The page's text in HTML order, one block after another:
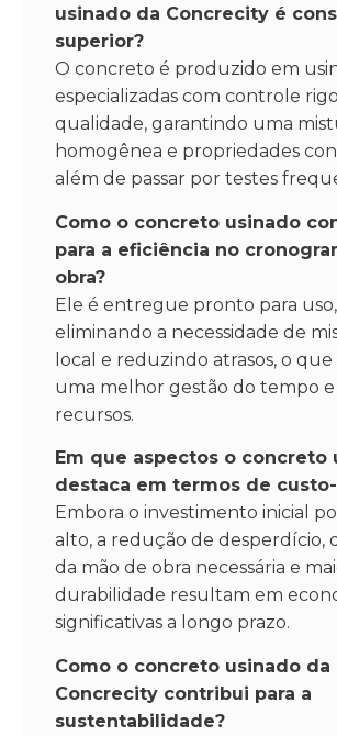
usinado da Concrecity é
superior?
O concreto é produzido em
especializadas com controle
qualidade, garantindo uma
homogênea e propriedades
além de passar por testes
Como o concreto usinado
para a eficiência no
obra?
Ele é entregue pronto para uso,
eliminando a necessidade de
local e reduzindo atrasos, o
uma melhor gestão do tempo e
recursos.
Em que aspectos o concreto
destaca em termos de
Embora o investimento inicial
alto, a redução de desperdício,
da mão de obra necessária e
durabilidade resultam em
significativas a longo prazo.
Como o concreto usinado da
Concrecity contribui para a
sustentabilidade?